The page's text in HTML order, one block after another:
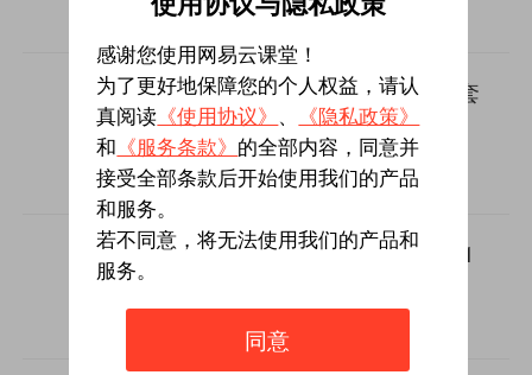
￥59.9
PS+Ai+CDR+CAD平面全套
（446集）
5 495人学过
￥89.8
PS软件精讲+修图实操2合1
￥69
感谢您使用网易云课堂！
为了更好地保障您的个人权益，请认
真阅读 《使用协议》 、
《隐私政策》
和 《服务条款》 的全部内容，同意并
接受全部条款后开始使用我们的产品
和服务。
若不同意，将无法使用我们的产品和
服务。
同意